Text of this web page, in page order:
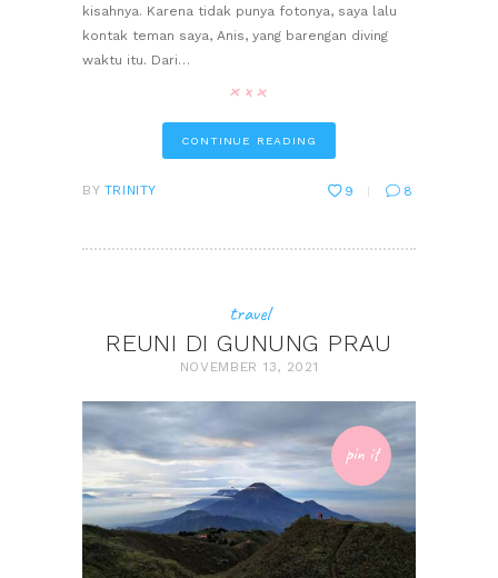
kisahnya. Karena tidak punya fotonya, saya lalu
kontak teman saya, Anis, yang barengan diving
waktu itu. Dari…
CONTINUE READING
BY TRINITY 9 8
travel
REUNI DI GUNUNG PRAU
NOVEMBER 13, 2021
pin it